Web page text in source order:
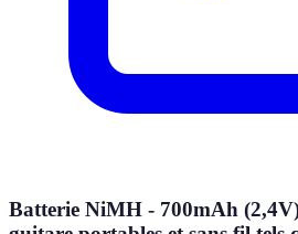
Batterie NiMH - 700mAh